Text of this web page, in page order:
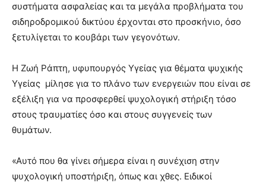
συστήματα ασφαλείας και τα μεγάλα προβλήματα του
σιδηροδρομικού δικτύου έρχονται στο προσκήνιο, όσο
ξετυλίγεται το κουβάρι των γεγονότων.
Η Ζωή Ράπτη, υφυπουργός Υγείας για θέματα ψυχικής
Υγείας μίλησε για το πλάνο των ενεργειών που είναι σε
εξέλιξη για να προσφερθεί ψυχολογική στήριξη τόσο
στους τραυματίες όσο και στους συγγενείς των
θυμάτων.
«Αυτό που θα γίνει σήμερα είναι η συνέχιση στην
ψυχολογική υποστήριξη, όπως και χθες. Ειδικοί